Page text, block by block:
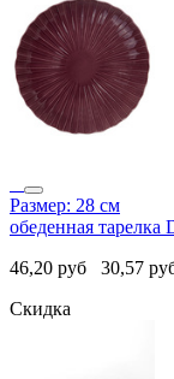
Размер: 28 см
обеденная
46,20 руб 30,57
Скидка